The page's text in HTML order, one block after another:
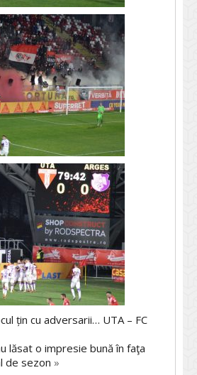
țin cu adversarii… UTA – FC
lăsat o impresie bună în faţa
de sezon »